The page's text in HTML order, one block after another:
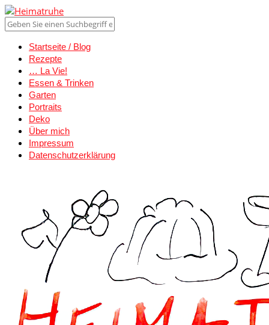
Startseite / Blog
Rezepte
… La Vie!
Essen & Trinken
Garten
Portraits
Deko
Über mich
Impressum
Datenschutzerklärung